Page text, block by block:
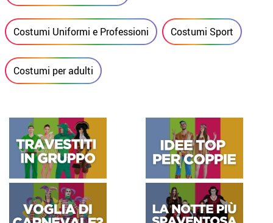
Costumi Uniformi e Professioni Costumi Sport
Costumi per adulti